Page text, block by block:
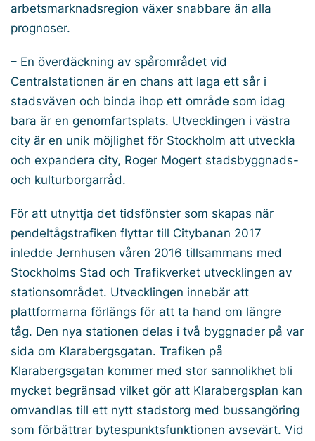
arbetsmarknadsregion växer snabbare än alla
prognoser.
– En överdäckning av spårområdet vid
Centralstationen är en chans att laga ett sår i
stadsväven och binda ihop ett område som idag
bara är en genomfartsplats. Utvecklingen i västra
city är en unik möjlighet för Stockholm att utveckla
och expandera city, Roger Mogert stadsbyggnads-
och kulturborgarråd.
För att utnyttja det tidsfönster som skapas när
pendeltågstrafiken flyttar till Citybanan 2017
inledde Jernhusen våren 2016 tillsammans med
Stockholms Stad och Trafikverket utvecklingen av
stationsområdet. Utvecklingen innebär att
plattformarna förlängs för att ta hand om längre
tåg. Den nya stationen delas i två byggnader på var
sida om Klarabergsgatan. Trafiken på
Klarabergsgatan kommer med stor sannolikhet bli
mycket begränsad vilket gör att Klarabergsplan kan
omvandlas till ett nytt stadstorg med bussangöring
som förbättrar bytespunktsfunktionen avsevärt. Vid